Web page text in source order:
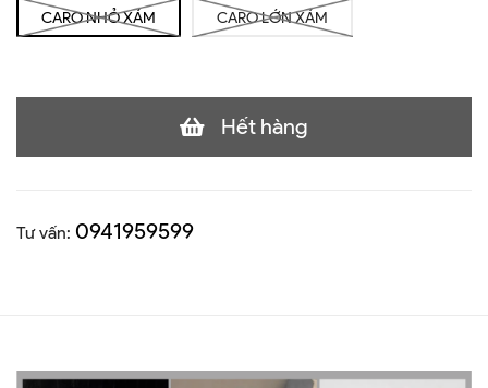
CARO NHỎ XÁM CARO LỚN XÁM
Hết hàng
Tư vấn: 0941959599